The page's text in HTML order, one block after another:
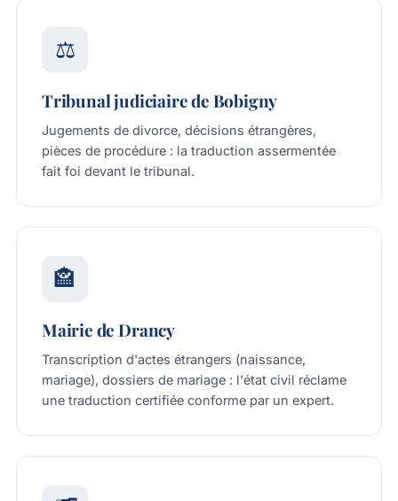
⚖️
Tribunal judiciaire de Bobigny
Jugements de divorce, décisions étrangères,
pièces de procédure : la traduction assermentée
fait foi devant le tribunal.
🏤
Mairie de Drancy
Transcription d'actes étrangers (naissance,
mariage), dossiers de mariage : l'état civil réclame
une traduction certifiée conforme par un expert.